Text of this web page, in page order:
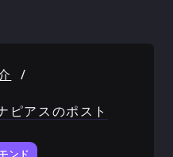
/
ピアスのポスト
ンド